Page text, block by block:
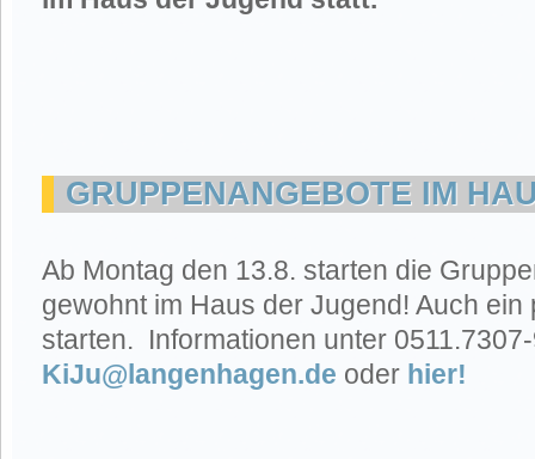
GRUPPENANGEBOTE IM
Ab Montag den 13.8. starten die
gewohnt im Haus der Jugend! Auch ein
starten. Informationen unter
KiJu@langenhagen.de oder hier!